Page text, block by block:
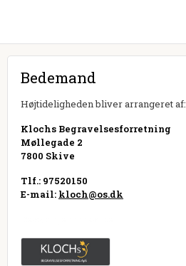
Bedemand
Højtideligheden bliver arrangeret af:
Klochs Begravelsesforretning
Møllegade 2
7800 Skive
Tlf.: 97520150
E-mail: kloch@os.dk